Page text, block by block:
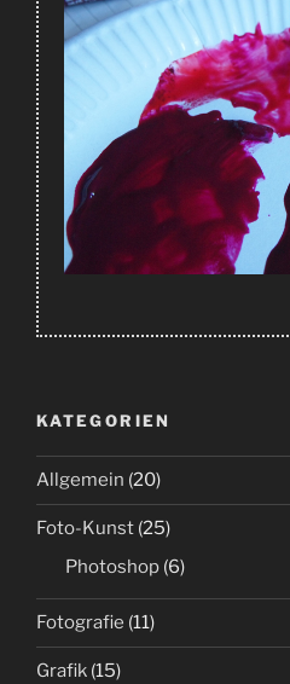
KATEGORIEN
Allgemein (20)
Foto-Kunst (25)
Photoshop (6)
Fotografie (11)
Grafik (15)